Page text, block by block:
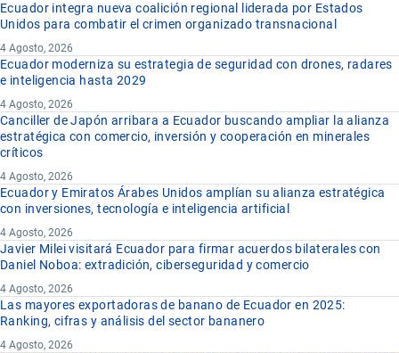
Ecuador integra nueva coalición regional liderada por Estados
Unidos para combatir el crimen organizado transnacional
4 Agosto, 2026
Ecuador moderniza su estrategia de seguridad con drones, radares
e inteligencia hasta 2029
4 Agosto, 2026
Canciller de Japón arribara a Ecuador buscando ampliar la alianza
estratégica con comercio, inversión y cooperación en minerales
críticos
4 Agosto, 2026
Ecuador y Emiratos Árabes Unidos amplían su alianza estratégica
con inversiones, tecnología e inteligencia artificial
4 Agosto, 2026
Javier Milei visitará Ecuador para firmar acuerdos bilaterales con
Daniel Noboa: extradición, ciberseguridad y comercio
4 Agosto, 2026
Las mayores exportadoras de banano de Ecuador en 2025:
Ranking, cifras y análisis del sector bananero
4 Agosto, 2026